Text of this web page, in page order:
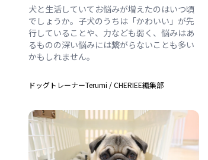
犬と生活していてお悩みが増えたのはいつ頃
でしょうか。子犬のうちは「かわいい」が先
行していることや、力なども弱く、悩みはあ
るものの深い悩みには繋がらないことも多い
かもしれません。
ドッグトレーナーTerumi /CHERIEE編集部